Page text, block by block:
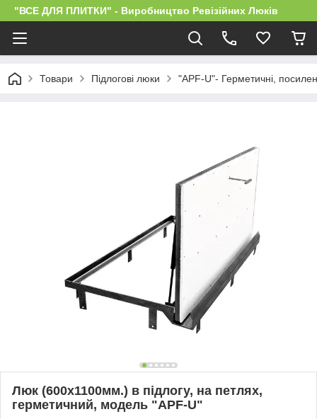
"ВСЕ ДЛЯ ПЛИТКИ" - Виробництво Ревізійних Люків
Товари Підлогові люки "APF-U"- Герметичні,
Люк (600х1100мм.) в підлогу, на петлях,
герметичний, модель "APF-U"